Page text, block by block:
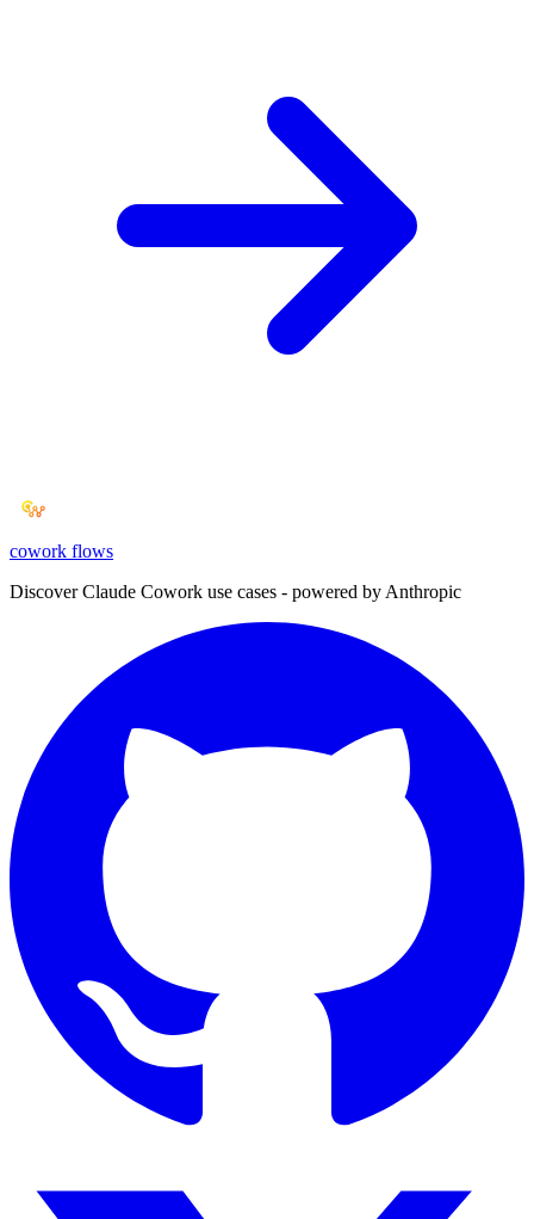
cowork flows
Discover Claude Cowork use cases - powered by Anthropic